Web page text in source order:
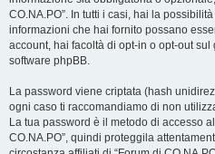
CO.NA.PO”. In tutti i casi, hai la
informazioni che hai fornito possano
account, hai facoltà di opt-in o opt-out
software phpBB.
La password viene criptata (hash
ogni caso ti raccomandiamo di non
La tua password è il metodo di accesso
CO.NA.PO”, quindi proteggila